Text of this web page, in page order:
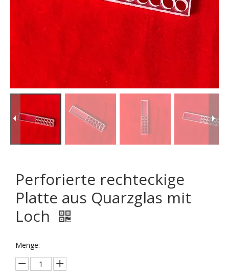
Perforierte rechteckige
Platte aus Quarzglas mit
Loch
Menge: